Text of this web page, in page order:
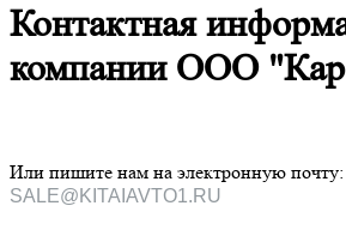
Контактная
компании OOO
Или пишите нам на электронную почту:
SALE@KITAIAVTO1.RU